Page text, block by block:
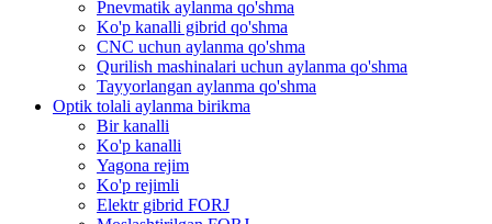
Pnevmatik aylanma qo'shma
Ko'p kanalli gibrid qo'shma
CNC uchun aylanma qo'shma
Qurilish mashinalari uchun aylanma qo'shma
Tayyorlangan aylanma qo'shma
Optik tolali aylanma birikma
Bir kanalli
Ko'p kanalli
Yagona rejim
Ko'p rejimli
Elektr gibrid FORJ